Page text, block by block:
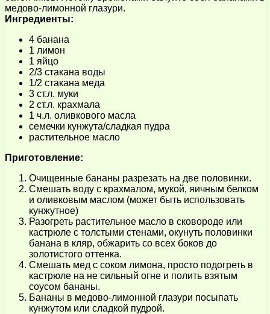
медово-лимонной глазури.
Ингредиенты:
4 банана
1 лимон
1 яйцо
2/3 стакана воды
1/2 стакана меда
3 ст.л. муки
2 ст.л. крахмала
1 ч.л. оливкового масла
семечки кунжута/сладкая пудра
растительное масло
Приготовление:
Очищенные бананы разрезать на две половинки.
Смешать воду с крахмалом, мукой, яичным белком
и оливковым маслом (может быть использовать
кунжутное)
Разогреть растительное масло в сковороде или
кастрюле с толстыми стенами, окунуть половинки
банана в кляр, обжарить со всех боков до
золотистого оттенка.
Смешать мед с соком лимона, просто подогреть в
кастрюле на не сильный огне и полить взятым
соусом бананы.
Бананы в медово-лимонной глазури посыпать
кунжутом или сладкой пудрой.